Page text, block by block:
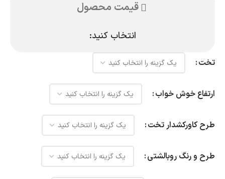
قیمت محصول
انتخاب کنید:
تخت
ارتفاع خوش خواب
طرح کاورکشدار تخت
طرح و رنگ روبالشتی